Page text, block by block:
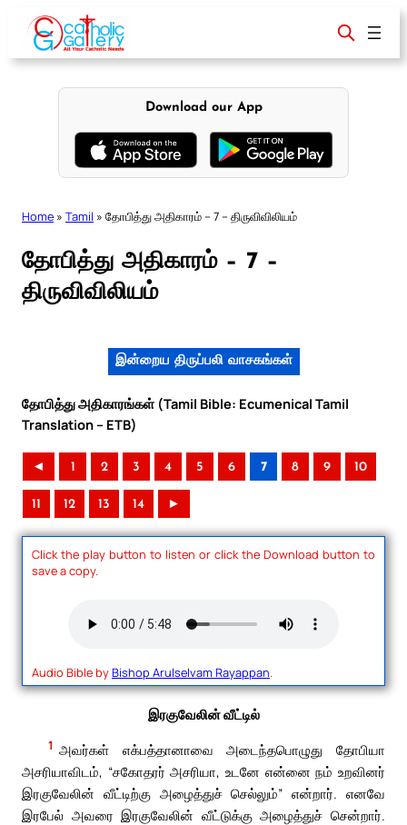
content
Download our App
Home » Tamil » தோபித்து அதிகாரம் – 7 – திருவிவிலியம்
தோபித்து அதிகாரம் – 7 –
திருவிவிலியம்
இன்றைய திருப்பலி வாசகங்கள்
தோபித்து அதிகாரங்கள் (Tamil Bible: Ecumenical Tamil
Translation – ETB)
◄ 1 2 3 4 5 6 7 8 9 10
11 12 13 14 ►
Click the play button to listen or click the Download button to
save a copy.
Audio Bible byBishop Arulselvam Rayappan.
இரகுவேலின் வீட்டில்
1 அவர்கள் எக்பத்தானாவை அடைந்தபொழுது தோபியா
அசரியாவிடம், “சகோதரர் அசரியா, உடனே என்னை நம் உறவினர்
இரகுவேலின் வீட்டிற்கு அழைத்துச் செல்லும்” என்றார். எனவே
இரபேல் அவரை இரகுவேலின் வீட்டுக்கு அழைத்துச் சென்றார்.